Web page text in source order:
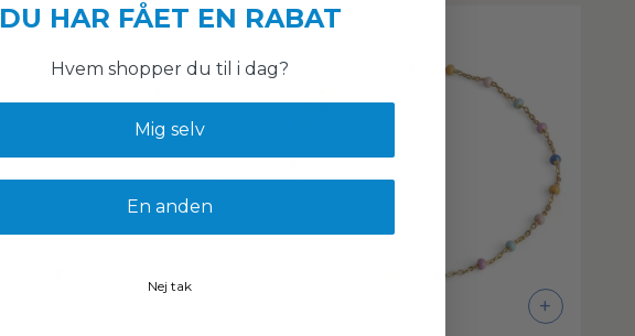
+
DU HAR FÅET EN RABAT
Hvem shopper du til i dag?
Mig selv
En anden
Nej tak